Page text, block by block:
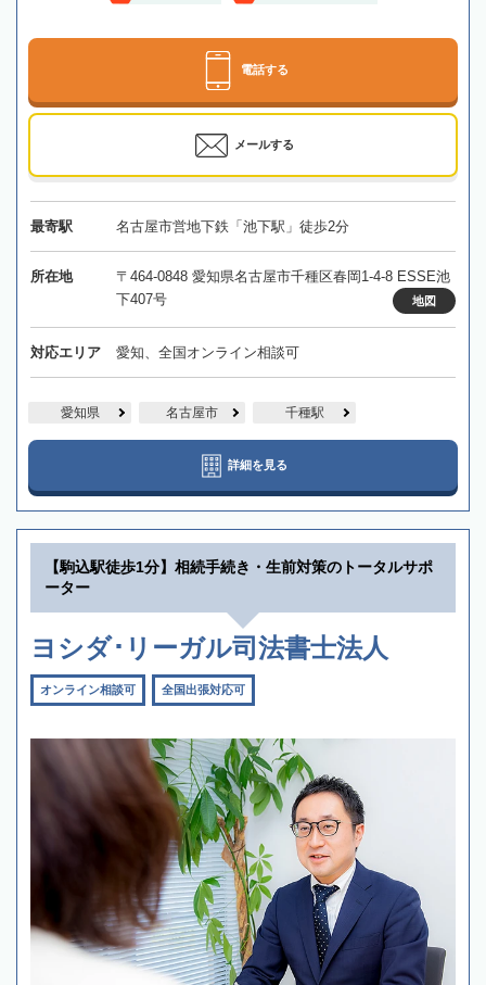
電話する
メールする
最寄駅 名古屋市営地下鉄「池下駅」徒歩2分
所在地
〒464-0848 愛知県名古屋市千種区春岡1-4-8 ESSE池
下407号
地図
対応エリア 愛知、全国オンライン相談可
愛知県 名古屋市 千種駅
詳細を見る
【駒込駅徒歩1分】相続手続き・生前対策のトータルサポ
ーター
ヨシダ･リーガル司法書士法人
オンライン相談可 全国出張対応可